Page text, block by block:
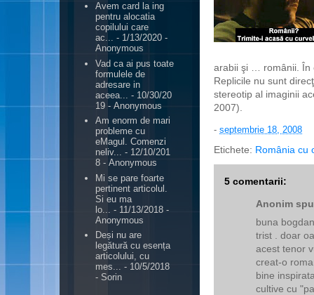
arabii şi … românii. În
Replicile nu sunt
stereotip al imaginii
2007).
- septembrie 18, 2008
Etichete: România cu
5 comentarii:
Anonim
buna
trist . doar
acest tenor
creat-o
bine
cultive cu
Avem card la ing
pentru alocatia
copilului care
ac... - 1/13/2020 -
Anonymous
Vad ca ai pus toate
formulele de
adresare in
aceea...
- 10/30/20
19 - Anonymous
Am enorm de mari
probleme cu
eMagul. Comenzi
neliv... - 12/10/201
8 - Anonymous
Mi se pare foarte
pertinent articolul.
Si eu ma
lo...
- 11/13/2018 -
Anonymous
Deși nu are
legătură cu esența
articolului, cu
mes... - 10/5/2018
- Sorin